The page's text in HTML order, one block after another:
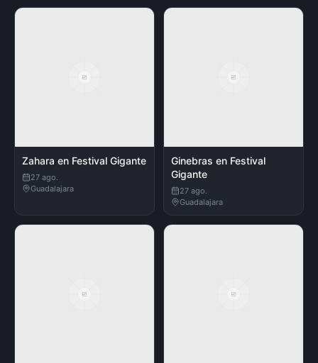
Zahara en Festival Gigante
27 ago.
Guadalajara
Ginebras en Festival
Gigante
27 ago.
Guadalajara